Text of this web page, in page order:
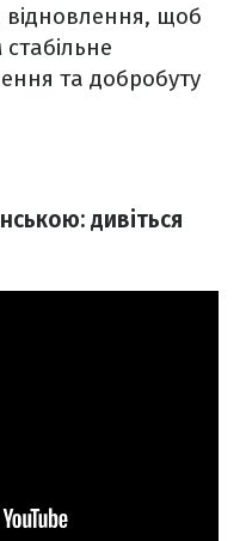
відновлення, щоб
та добробуту
дивіться